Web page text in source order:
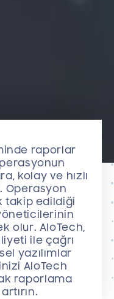
raporlar
kolay ve hızlı
Operasyon
takip edildiği
olur. AloTech,
ile çağrı
yazılımlar
AloTech
raporlama